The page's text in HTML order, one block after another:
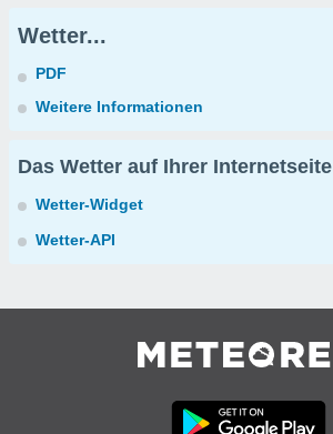
Wetter...
PDF
Weitere Informationen
Das Wetter auf Ihrer Internetseite
Wetter-Widget
Wetter-API